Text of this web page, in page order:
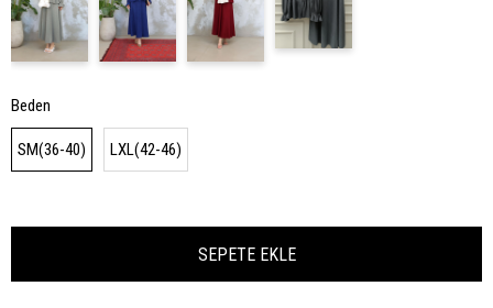
Beden
SM(36-40) LXL(42-46)